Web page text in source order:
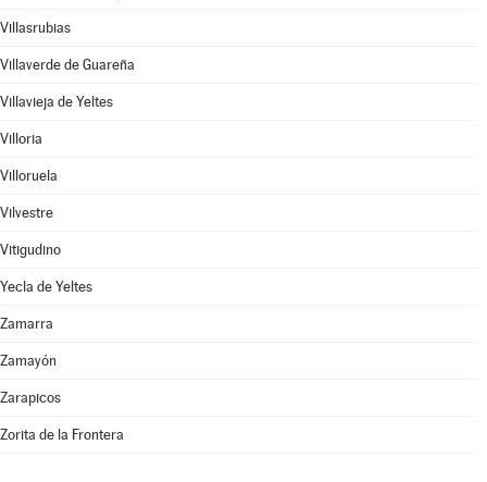
Villasrubias
Villaverde de Guareña
Villavieja de Yeltes
Villoria
Villoruela
Vilvestre
Vitigudino
Yecla de Yeltes
Zamarra
Zamayón
Zarapicos
Zorita de la Frontera